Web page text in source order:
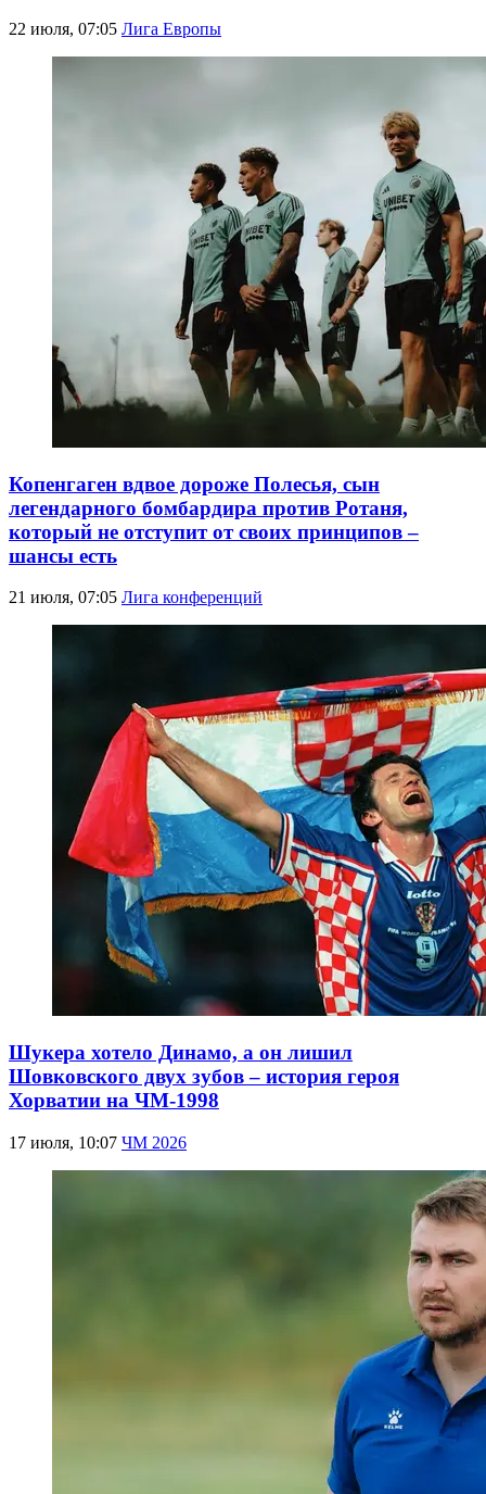
22 июля, 07:05 Лига Европы
Копенгаген вдвое дороже Полесья, сын
легендарного бомбардира против Ротаня,
который не отступит от своих принципов –
шансы есть
21 июля, 07:05 Лига конференций
Шукера хотело Динамо, а он лишил
Шовковского двух зубов – история героя
Хорватии на ЧМ-1998
17 июля, 10:07 ЧМ 2026